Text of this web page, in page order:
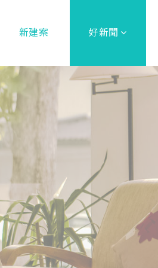
新建案 好新聞